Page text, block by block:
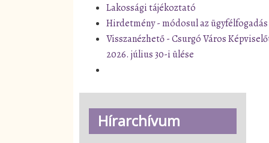
Lakossági tájékoztató
Hirdetmény - módosul az ügyfélfogadás
Visszanézhető - Csurgó Város
2026. július 30-i ülése
Hírarchívum